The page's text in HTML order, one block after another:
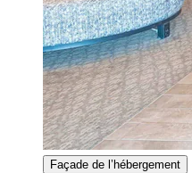
Façade de l’hébergement